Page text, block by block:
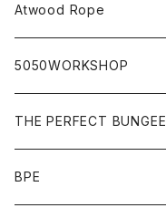
Atwood Rope
5050WORKSHOP
THE PERFECT BUNGEE
BPE